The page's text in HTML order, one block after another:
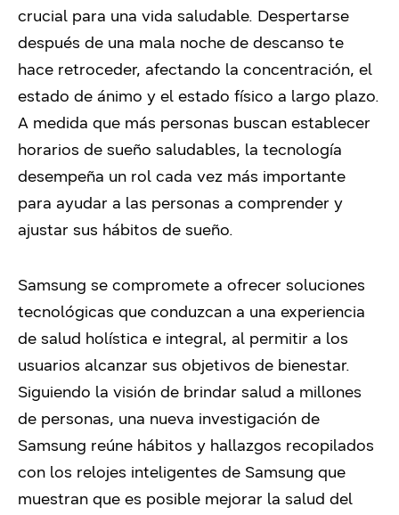
crucial para una vida saludable. Despertarse
después de una mala noche de descanso te
hace retroceder, afectando la concentración, el
estado de ánimo y el estado físico a largo plazo.
A medida que más personas buscan establecer
horarios de sueño saludables, la tecnología
desempeña un rol cada vez más importante
para ayudar a las personas a comprender y
ajustar sus hábitos de sueño.
Samsung se compromete a ofrecer soluciones
tecnológicas que conduzcan a una experiencia
de salud holística e integral, al permitir a los
usuarios alcanzar sus objetivos de bienestar.
Siguiendo la visión de brindar salud a millones
de personas, una nueva investigación de
Samsung reúne hábitos y hallazgos recopilados
con los relojes inteligentes de Samsung que
muestran que es posible mejorar la salud del